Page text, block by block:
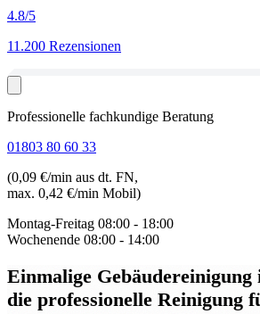
4.8/5
11.200 Rezensionen
Professionelle fachkundige Beratung
01803 80 60 33
(0,09 €/min aus dt. FN,
max. 0,42 €/min Mobil)
Montag-Freitag 08:00 - 18:00
Wochenende 08:00 - 14:00
Einmalige
die professionelle Reinigung